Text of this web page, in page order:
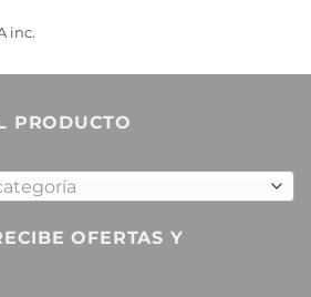
inc.
PRODUCTO
OFERTAS Y